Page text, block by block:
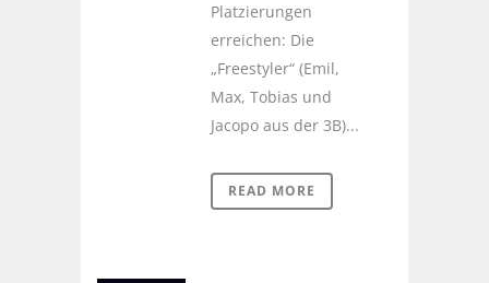
Platzierungen
erreichen: Die
„Freestyler“ (Emil,
Max, Tobias und
Jacopo aus der 3B)...
READ MORE